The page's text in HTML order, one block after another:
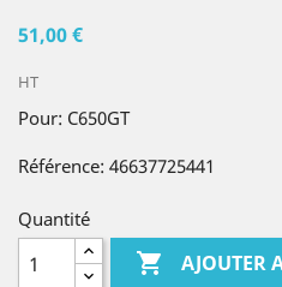
51,00 €
HT
Pour: C650GT
Référence: 46637725441
Quantité
 AJOUTER